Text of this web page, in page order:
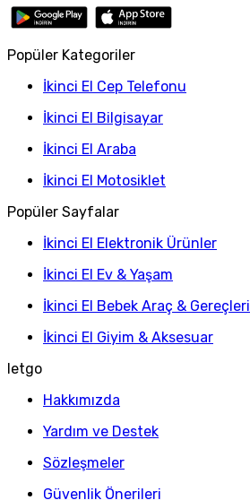
Popüler Kategoriler
İkinci El Cep Telefonu
İkinci El Bilgisayar
İkinci El Araba
İkinci El Motosiklet
Popüler Sayfalar
İkinci El Elektronik Ürünler
İkinci El Ev & Yaşam
İkinci El Bebek Araç & Gereçleri
İkinci El Giyim & Aksesuar
letgo
Hakkımızda
Yardım ve Destek
Sözleşmeler
Güvenlik Önerileri